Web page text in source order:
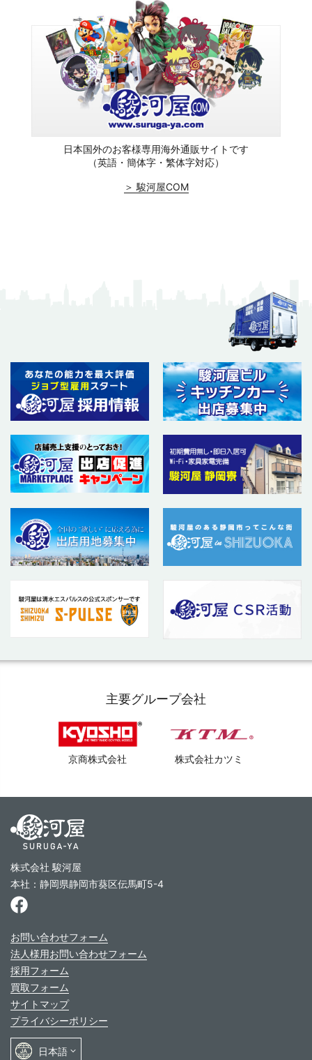
日本国外のお客様専用海外通販サイトです
（英語・簡体字・繁体字対応）
＞ 駿河屋COM
主要グループ会社
京商株式会社 株式会社カツミ
株式会社 駿河屋
本社：静岡県静岡市葵区伝馬町5-4
お問い合わせフォーム
法人様用お問い合わせフォーム
採用フォーム
買取フォーム
サイトマップ
プライバシーポリシー